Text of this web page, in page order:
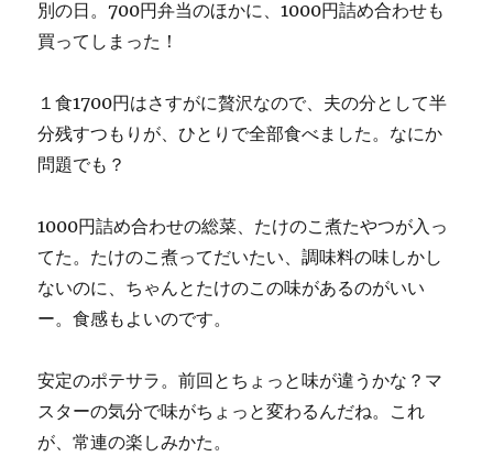
別の日。700円弁当のほかに、1000円詰め合わせも
買ってしまった！
１食1700円はさすがに贅沢なので、夫の分として半
分残すつもりが、ひとりで全部食べました。なにか
問題でも？
1000円詰め合わせの総菜、たけのこ煮たやつが入っ
てた。たけのこ煮ってだいたい、調味料の味しかし
ないのに、ちゃんとたけのこの味があるのがいい
ー。食感もよいのです。
安定のポテサラ。前回とちょっと味が違うかな？マ
スターの気分で味がちょっと変わるんだね。これ
が、常連の楽しみかた。